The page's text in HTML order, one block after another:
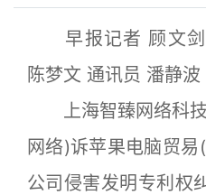
早报记者 顾文剑
陈梦文 通讯员 潘静波
上海智臻网络科技
网络)诉苹果电脑贸
公司侵害发明专利权